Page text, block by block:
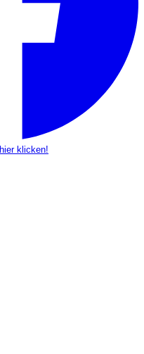
hier klicken!